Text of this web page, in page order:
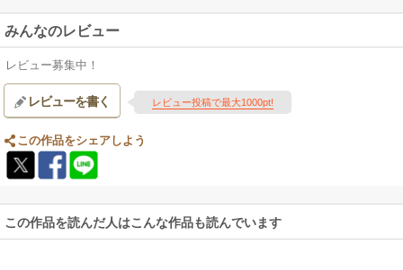
みんなのレビュー
レビュー募集中！
レビューを書く レビュー投稿で最大1000pt!
この作品をシェアしよう
この作品を読んだ人はこんな作品も読んでいます